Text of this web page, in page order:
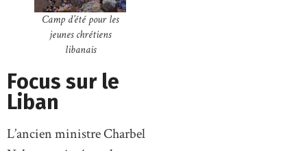
Camp d’été pour les
jeunes chrétiens
libanais
Focus sur le
Liban
L’ancien ministre Charbel